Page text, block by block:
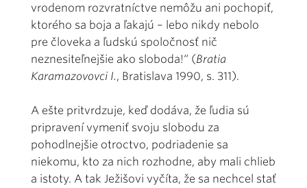
vrodenom rozvratníctve nemôžu ani pochopiť,
ktorého sa boja a ľakajú – lebo nikdy nebolo
pre človeka a ľudskú spoločnosť nič
neznesiteľnejšie ako sloboda!“ (Bratia
Karamazovovci I., Bratislava 1990, s. 311).
A ešte pritvrdzuje, keď dodáva, že ľudia sú
pripravení vymeniť svoju slobodu za
pohodlnejšie otroctvo, podriadenie sa
niekomu, kto za nich rozhodne, aby mali chlieb
a istoty. A tak Ježišovi vyčíta, že sa nechcel stať